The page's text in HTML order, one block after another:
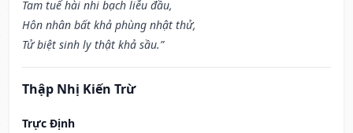
Tam tuế hài nhi bạch liễu đầu,
Hôn nhân bất khả phùng nhật thử,
Tử biệt sinh ly thật khả sầu.”
Thập Nhị Kiến Trừ
Trực Định